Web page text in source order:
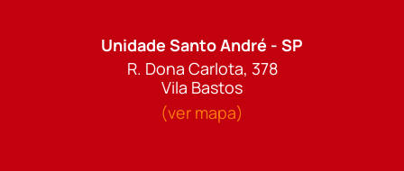
Unidade Santo André - SP
R. Dona Carlota, 378
Vila Bastos
(ver mapa)